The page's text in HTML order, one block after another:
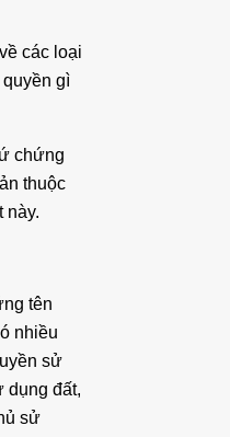
các loại
gì
chứng
thuộc
này.
tên
nhiều
sử
dụng đất,
sử